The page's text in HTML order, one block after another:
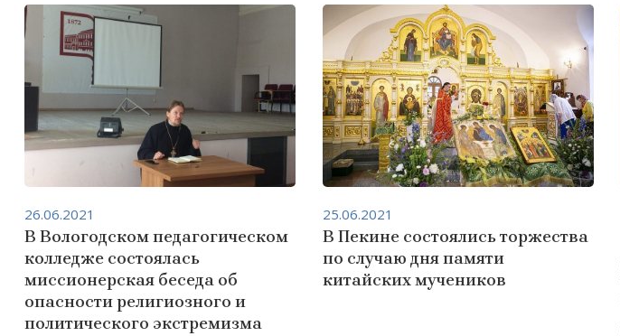
В Вологодском педагогическом
колледже состоялась
миссионерская беседа об
опасности религиозного и
политического экстремизма
26.06.2021
В Пекине состоялись торжества
по случаю дня памяти
китайских мучеников
25.06.2021